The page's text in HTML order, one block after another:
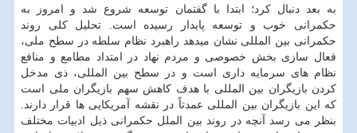
به بعد دنبال کرد؛ ابتدا با گفتمان توسعه شروع شد و امروز به
حکمرانی خوب و توسعه پایدار رسیده است. تحلیل کلی روند
حکمرانی بین المللی نشان میدهد راهبرد نظام سلطه در سطح ملی،
فعال سازی بخش خصوصی و مردم نهاد در امتداد مطامع و منافع
نظام های سرمایه داری است و در سطح بین المللی، ذی مدخل
کردن بازیگران بین المللی با هدف کاهش سهم بازیگران ملی است
که این بازیگران بین المللی عمدتاً در نقشه آمریکایی ها قرار دارند.
بنظر می رسد آنچه در روند بین الملل حکمرانی ذیل ادبیات مختلف